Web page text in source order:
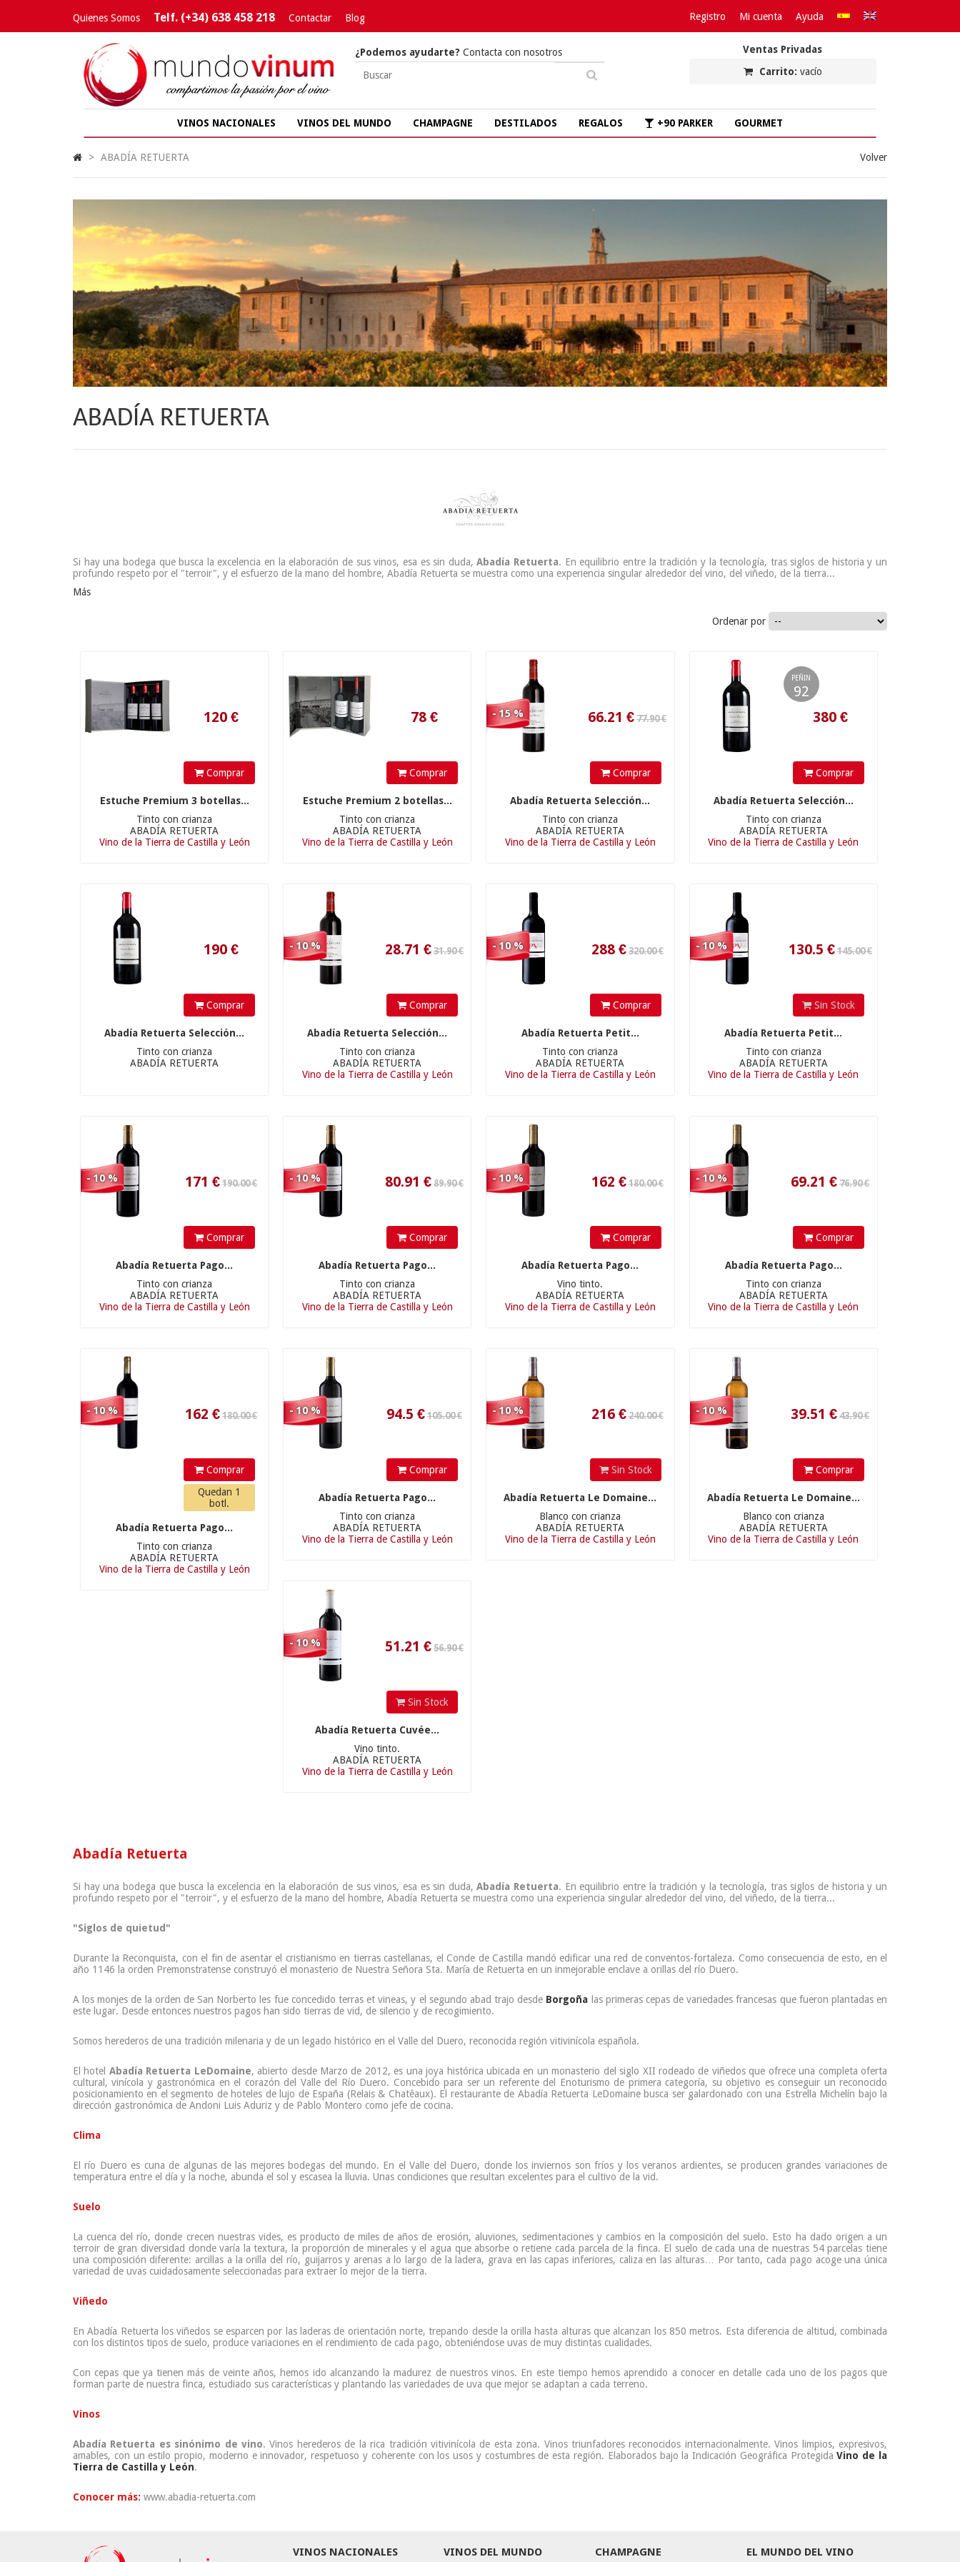
Quienes Somos Telf. (+34) 638 458 218 Contactar Blog Registro Mi cuenta Ayuda
Ventas Privadas
Carrito: vacío
¿Podemos ayudarte? Contacta con nosotros
VINOS NACIONALES VINOS DEL MUNDO CHAMPAGNE DESTILADOS REGALOS +90 PARKER GOURMET
> ABADÍA RETUERTA Volver
ABADÍA RETUERTA
Si hay una bodega que busca la excelencia en la elaboración de sus vinos, esa es sin duda,Abadía Retuerta. En equilibrio entre la tradición y la tecnología, tras siglos de historia y un
profundo respeto por el "terroir", y el esfuerzo de la mano del hombre, Abadía Retuerta se muestra como una experiencia singular alrededor del vino, del viñedo, de la tierra...
Más
Ordenar por
Comprar
Estuche Premium 3 botellas...
Tinto con crianza
ABADÍA RETUERTA
Vino de la Tierra de Castilla y León
Comprar
Estuche Premium 2 botellas...
Tinto con crianza
ABADÍA RETUERTA
Vino de la Tierra de Castilla y León
- 15 %
Comprar
Abadía Retuerta Selección...
Tinto con crianza
ABADÍA RETUERTA
Vino de la Tierra de Castilla y León
PEÑIN
92
Comprar
Abadía Retuerta Selección...
Tinto con crianza
ABADÍA RETUERTA
Vino de la Tierra de Castilla y León
Comprar
Abadía Retuerta Selección...
Tinto con crianza
ABADÍA RETUERTA
- 10 %
Comprar
Abadía Retuerta Selección...
Tinto con crianza
ABADÍA RETUERTA
Vino de la Tierra de Castilla y León
- 10 %
Comprar
Abadía Retuerta Petit...
Tinto con crianza
ABADÍA RETUERTA
Vino de la Tierra de Castilla y León
- 10 %
Sin Stock
Abadía Retuerta Petit...
Tinto con crianza
ABADÍA RETUERTA
Vino de la Tierra de Castilla y León
- 10 %
Comprar
Abadía Retuerta Pago...
Tinto con crianza
ABADÍA RETUERTA
Vino de la Tierra de Castilla y León
- 10 %
80.91€
Comprar
Abadía Retuerta Pago...
Tinto con crianza
ABADÍA RETUERTA
Vino de la Tierra de Castilla y León
- 10 %
162€
180.00 €
Comprar
Abadía Retuerta Pago...
Vino tinto.
ABADÍA RETUERTA
Vino de la Tierra de Castilla y León
- 10 %
69.21 €
Comprar
Abadía Retuerta Pago...
Tinto con crianza
ABADÍA RETUERTA
Vino de la Tierra de Castilla y León
- 10 %
162€
Comprar
Quedan 1
botl.
Abadía Retuerta Pago...
Tinto con crianza
ABADÍA RETUERTA
Vino de la Tierra de Castilla y León
- 10 %
94.5€
Comprar
Abadía Retuerta Pago...
Tinto con crianza
ABADÍA RETUERTA
Vino de la Tierra de Castilla y León
- 10 %
216€
240.00 €
Sin Stock
Abadía Retuerta Le Domaine...
Blanco con crianza
ABADÍA RETUERTA
Vino de la Tierra de Castilla y León
- 10 %
39.51€
43.90 €
Comprar
Abadía Retuerta Le Domaine...
Blanco con crianza
ABADÍA RETUERTA
Vino de la Tierra de Castilla y León
- 10 %
51.21€
Sin Stock
Abadía Retuerta Cuvée...
Vino tinto.
ABADÍA RETUERTA
Vino de la Tierra de Castilla y León
Abadía Retuerta
Si hay una bodega que busca la excelencia en la elaboración de sus vinos, esa es sin duda,Abadía Retuerta. En equilibrio entre la tradición y la tecnología, tras siglos de historia y un
profundo respeto por el "terroir", y el esfuerzo de la mano del hombre, Abadía Retuerta se muestra como una experiencia singular alrededor del vino, del viñedo, de la tierra...
"Siglos de quietud"
Durante la Reconquista, con el fin de asentar el cristianismo en tierras castellanas, el Conde de Castilla mandó edificar una red de conventos-fortaleza. Como consecuencia de esto, en el
año 1146 la orden Premonstratense construyó el monasterio de Nuestra Señora Sta. María de Retuerta en un inmejorable enclave a orillas del río Duero.
A los monjes de la orden de San Norberto les fue concedido terras et vineas, y el segundo abad trajo desde Borgoña las primeras cepas de variedades francesas que fueron plantadas en
este lugar. Desde entonces nuestros pagos han sido tierras de vid, de silencio y de recogimiento.
Somos herederos de una tradición milenaria y de un legado histórico en el Valle del Duero, reconocida región vitivinícola española.
El hotel Abadía Retuerta LeDomaine, abierto desde Marzo de 2012, es una joya histórica ubicada en un monasterio del siglo XII rodeado de viñedos que ofrece una completa oferta
cultural, vinícola y gastronómica en el corazón del Valle del Río Duero. Concebido para ser un referente del Enoturismo de primera categoría, su objetivo es conseguir un reconocido
posicionamiento en el segmento de hoteles de lujo de España (Relais & Chatêaux). El restaurante de Abadía Retuerta LeDomaine busca ser galardonado con una Estrella Michelín bajo la
dirección gastronómica de Andoni Luis Aduriz y de Pablo Montero como jefe de cocina.
Clima
El río Duero es cuna de algunas de las mejores bodegas del mundo. En el Valle del Duero, donde los inviernos son fríos y los veranos ardientes, se producen grandes variaciones de
temperatura entre el día y la noche, abunda el sol y escasea la lluvia. Unas condiciones que resultan excelentes para el cultivo de la vid.
Suelo
La cuenca del río, donde crecen nuestras vides, es producto de miles de años de erosión, aluviones, sedimentaciones y cambios en la composición del suelo. Esto ha dado origen a un
terroir de gran diversidad donde varía la textura, la proporción de minerales y el agua que absorbe o retiene cada parcela de la finca. El suelo de cada una de nuestras 54 parcelas tiene
una composición diferente: arcillas a la orilla del río, guijarros y arenas a lo largo de la ladera, grava en las capas inferiores, caliza en las alturas… Por tanto, cada pago acoge una única
variedad de uvas cuidadosamente seleccionadas para extraer lo mejor de la tierra.
Viñedo
En Abadía Retuerta los viñedos se esparcen por las laderas de orientación norte, trepando desde la orilla hasta alturas que alcanzan los 850 metros. Esta diferencia de altitud, combinada
con los distintos tipos de suelo, produce variaciones en el rendimiento de cada pago, obteniéndose uvas de muy distintas cualidades.
Con cepas que ya tienen más de veinte años, hemos ido alcanzando la madurez de nuestros vinos. En este tiempo hemos aprendido a conocer en detalle cada uno de los pagos que
forman parte de nuestra finca, estudiado sus características y plantando las variedades de uva que mejor se adaptan a cada terreno.
Vinos
Abadía Retuerta es sinónimo de vino. Vinos herederos de la rica tradición vitivinícola de esta zona. Vinos triunfadores reconocidos internacionalmente. Vinos limpios, expresivos,
amables, con un estilo propio, moderno e innovador, respetuoso y coherente con los usos y costumbres de esta región. Elaborados bajo la Indicación Geográfica ProtegidaVino de la
Tierra de Castilla y León.
Conocer más: www.abadia-retuerta.com
VINOS NACIONALES VINOS DEL MUNDO CHAMPAGNE EL MUNDO DEL VINO